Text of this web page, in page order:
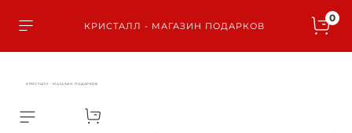
КРИСТАЛЛ - МАГАЗИН ПОДАРКОВ
0
КРИСТАЛЛ - МАГАЗИН ПОДАРКОВ